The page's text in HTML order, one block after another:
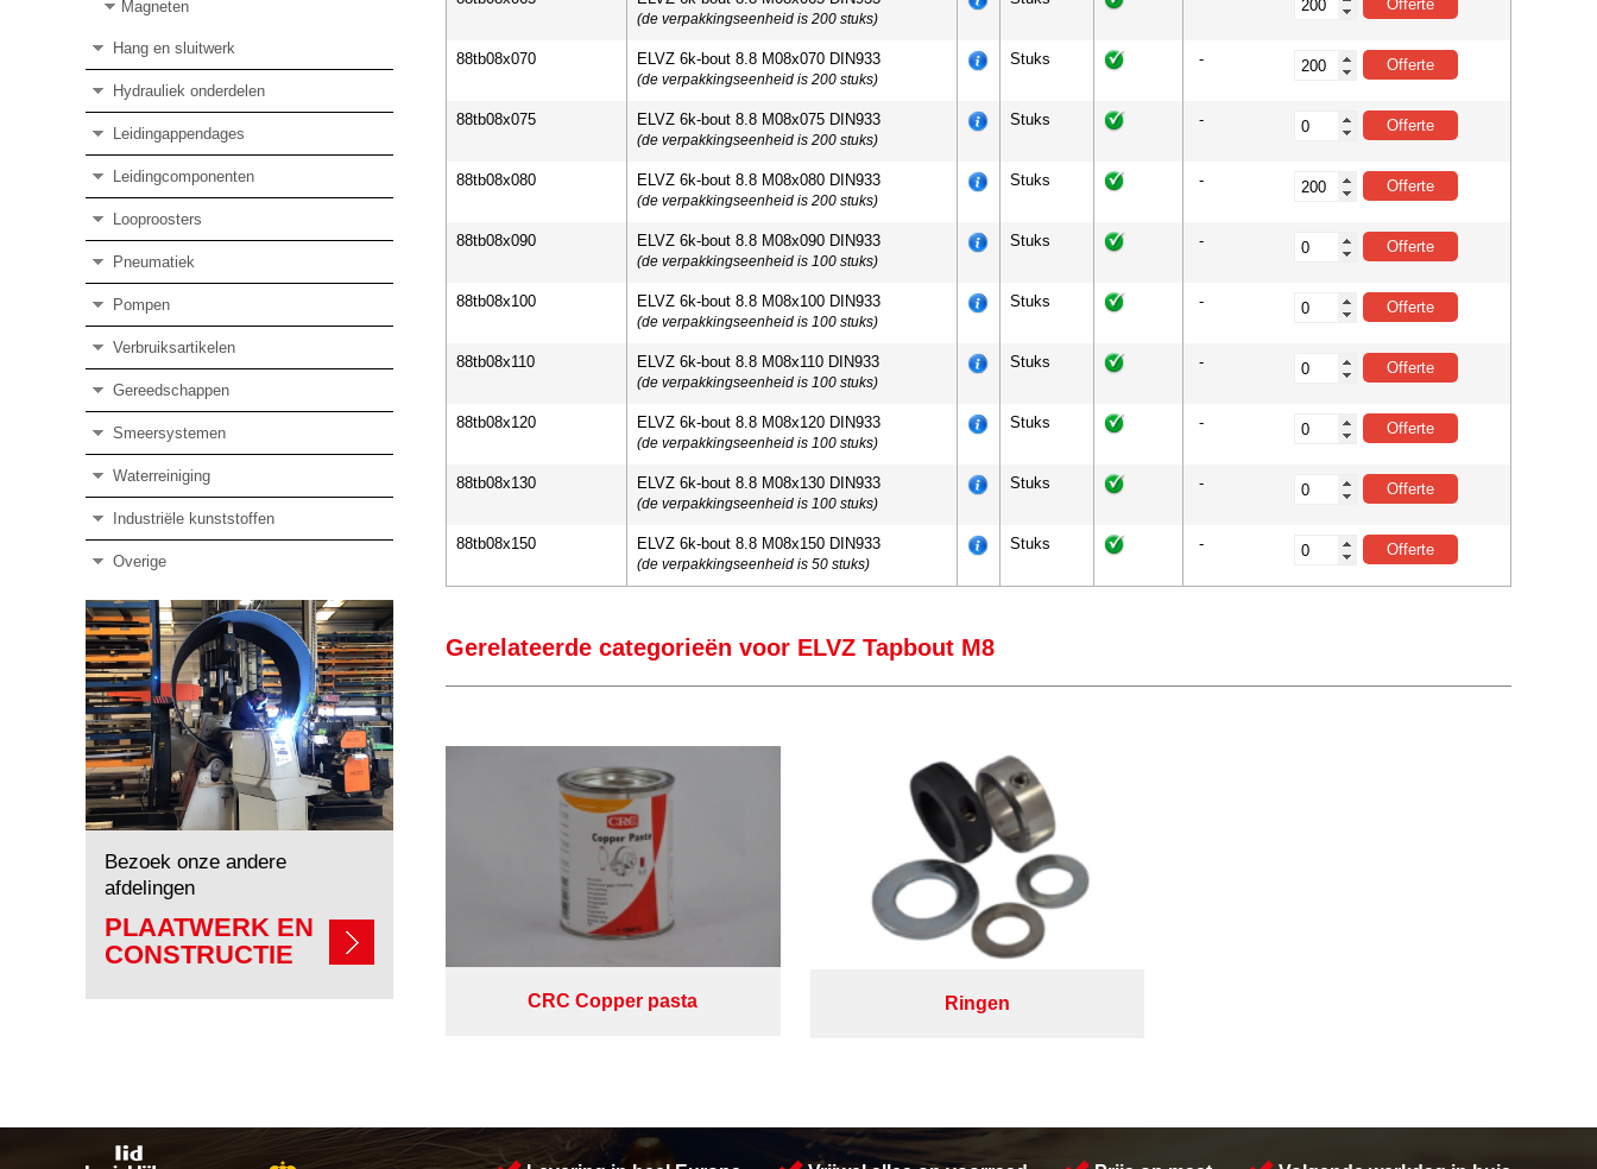
Magneten
Hang en sluitwerk
Hydrauliek onderdelen
Leidingappendages
Leidingcomponenten
Looproosters
Pneumatiek
Pompen
Verbruiksartikelen
Gereedschappen
Smeersystemen
Waterreiniging
Industriële kunststoffen
Overige
Bezoek onze andere
afdelingen
PLAATWERK EN
CONSTRUCTIE
(de verpakkingseenheid is 200 stuks)
88tb08x070 ELVZ 6k-bout 8.8 M08x070 DIN933
(de verpakkingseenheid is 200 stuks)
Stuks -
88tb08x075 ELVZ 6k-bout 8.8 M08x075 DIN933
(de verpakkingseenheid is 200 stuks)
Stuks -
88tb08x080 ELVZ 6k-bout 8.8 M08x080 DIN933
(de verpakkingseenheid is 200 stuks)
Stuks -
88tb08x090 ELVZ 6k-bout 8.8 M08x090 DIN933
(de verpakkingseenheid is 100 stuks)
Stuks -
88tb08x100 ELVZ 6k-bout 8.8 M08x100 DIN933
(de verpakkingseenheid is 100 stuks)
Stuks -
88tb08x110 ELVZ 6k-bout 8.8 M08x110 DIN933
(de verpakkingseenheid is 100 stuks)
Stuks -
88tb08x120 ELVZ 6k-bout 8.8 M08x120 DIN933
(de verpakkingseenheid is 100 stuks)
Stuks -
88tb08x130 ELVZ 6k-bout 8.8 M08x130 DIN933
(de verpakkingseenheid is 100 stuks)
Stuks -
88tb08x150 ELVZ 6k-bout 8.8 M08x150 DIN933
(de verpakkingseenheid is 50 stuks)
Stuks -
Gerelateerde categorieën voor ELVZ Tapbout M8
CRC Copper pasta Ringen